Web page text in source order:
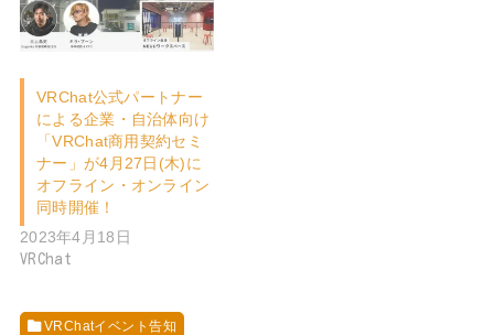
VRChat公式パートナー
による企業・自治体向け
「VRChat商用契約セミ
ナー」が4月27日(木)に
オフライン・オンライン
同時開催！
2023年4月18日
VRChat
VRChatイベント告知